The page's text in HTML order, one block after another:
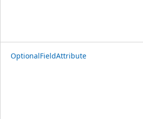
OptionalFieldAttribute